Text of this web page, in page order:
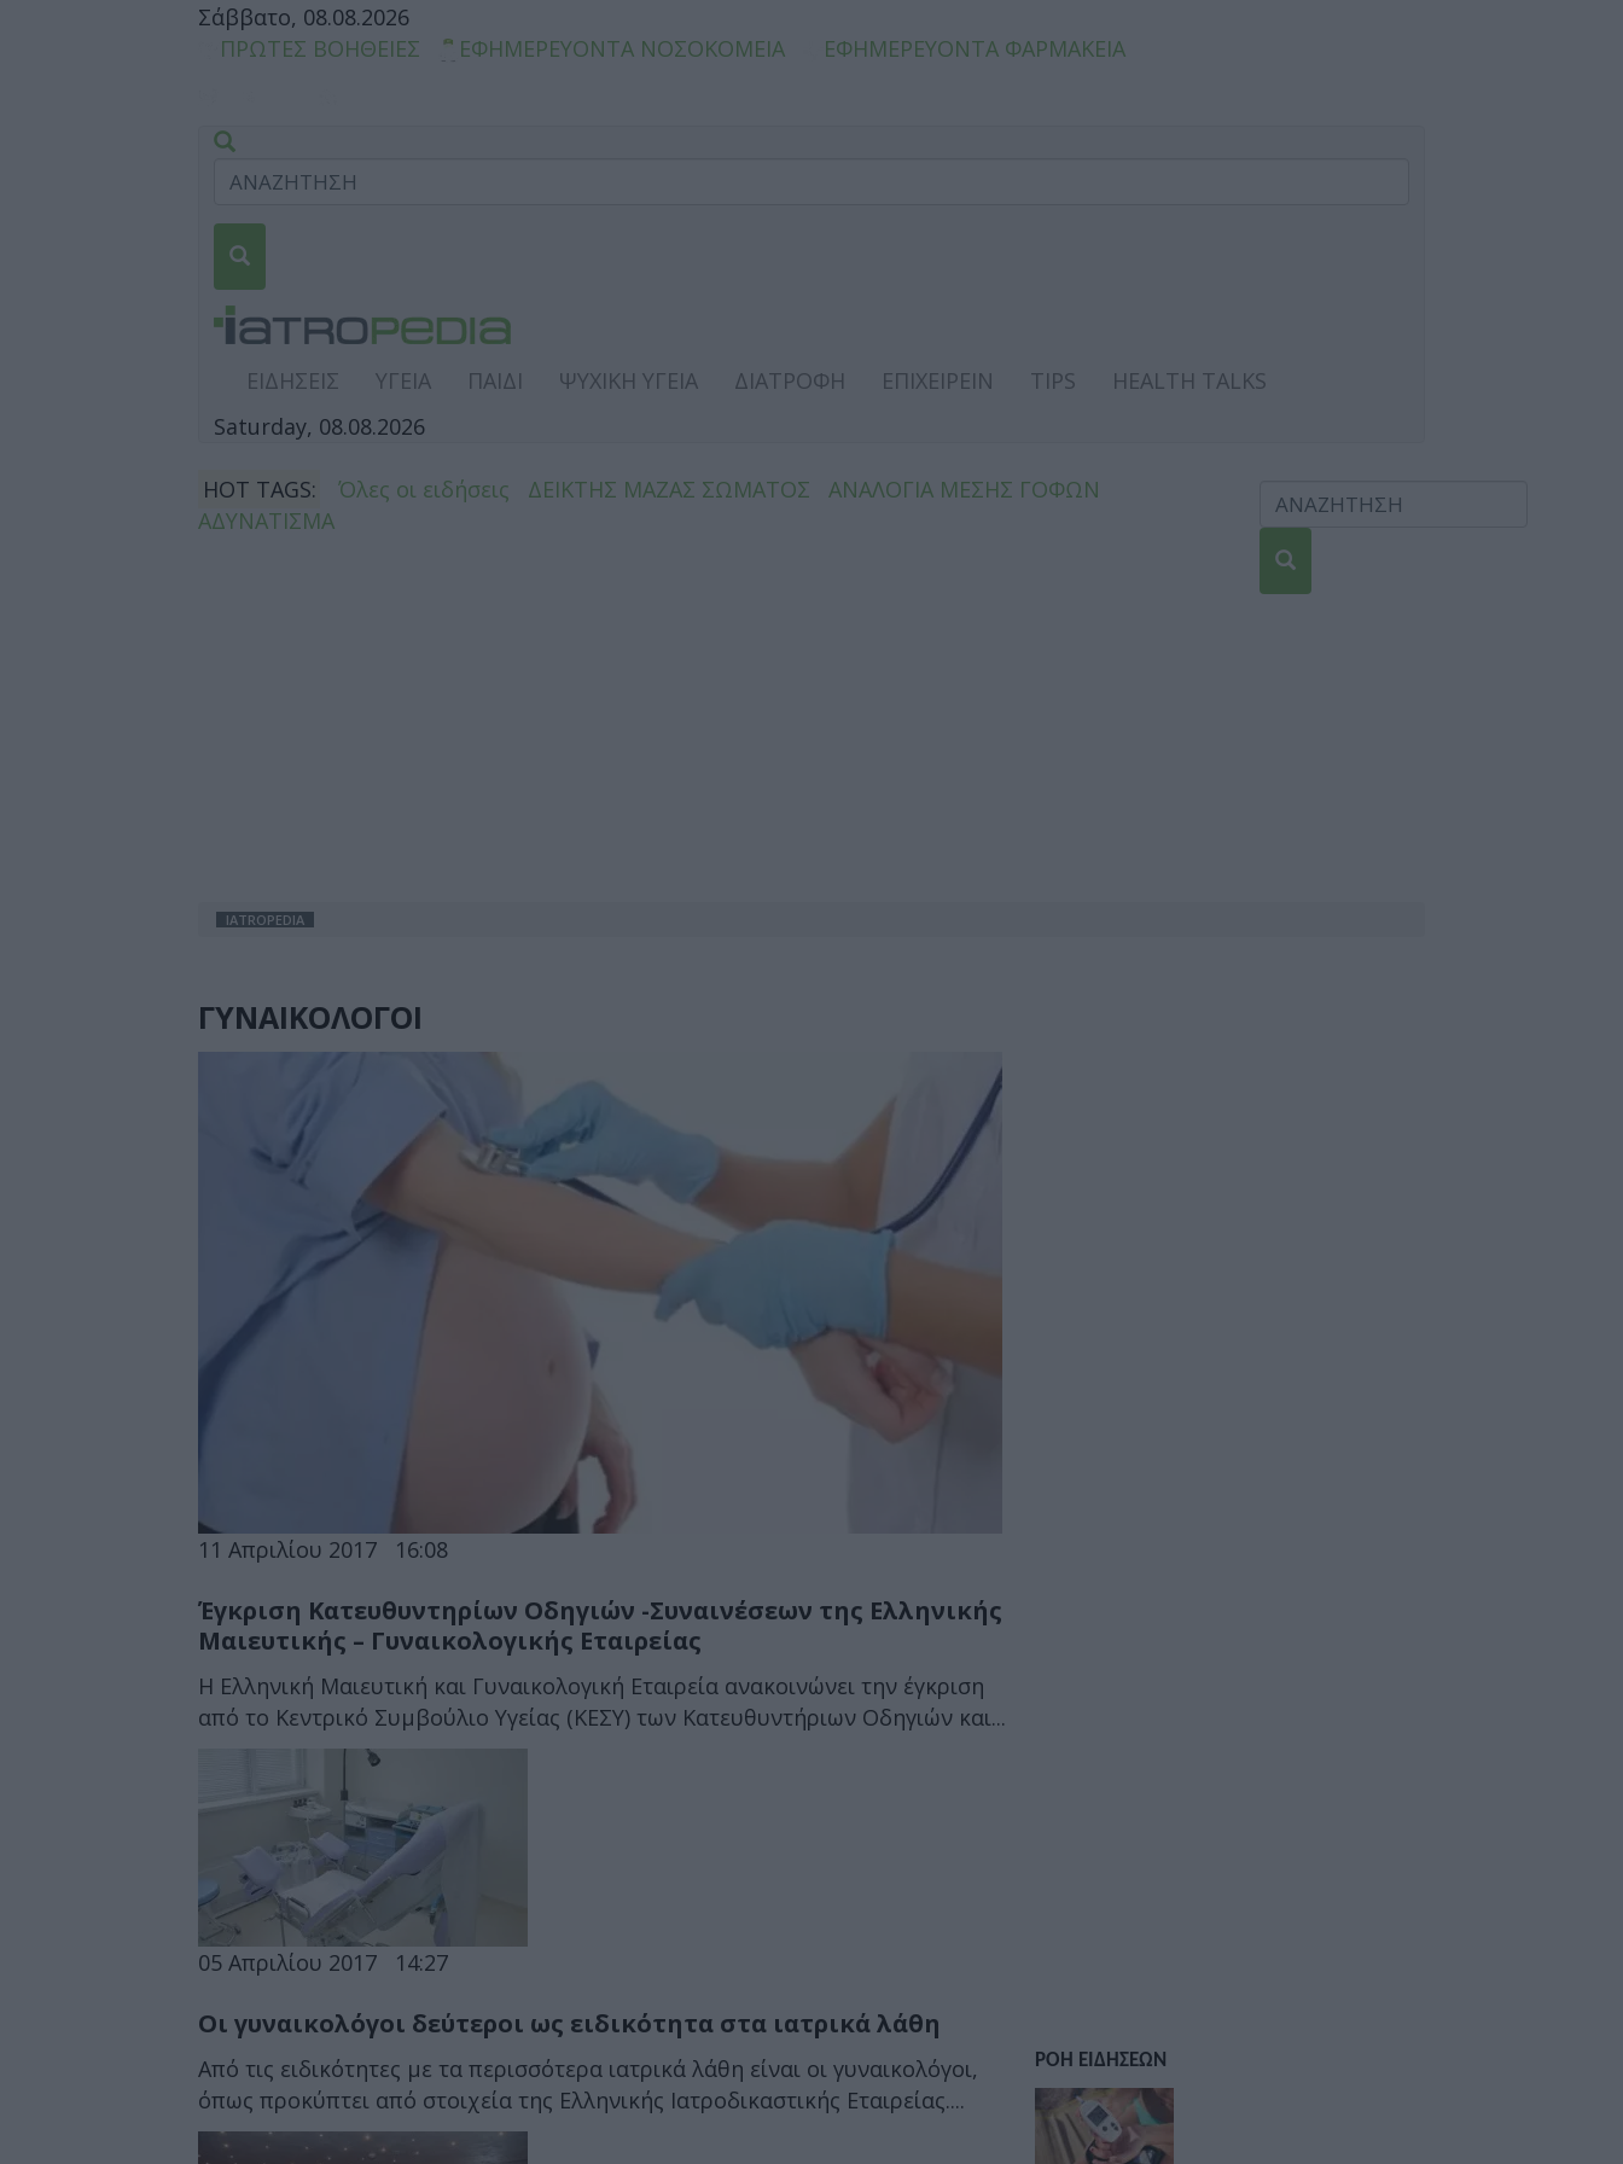
Σάββατο, 08.08.2026
ΠΡΩΤΕΣ ΒΟΗΘΕΙΕΣ
ΕΦΗΜΕΡΕΥΟΝΤΑ ΝΟΣΟΚΟΜΕΙΑ ΕΦΗΜΕΡΕΥΟΝΤΑ ΦΑΡΜΑΚΕΙΑ
ΕΙΔΗΣΕΙΣ ΥΓΕΙΑ ΠΑΙΔΙ ΨΥΧΙΚΗ ΥΓΕΙΑ ΔΙΑΤΡΟΦΗ ΕΠΙΧΕΙΡΕΙΝ TIPS
HEALTH TALKS
Saturday, 08.08.2026
HOT TAGS: Όλες οι ειδήσεις ΔΕΙΚΤΗΣ ΜΑΖΑΣ ΣΩΜΑΤΟΣ
ΑΝΑΛΟΓΙΑ ΜΕΣΗΣ ΓΟΦΩΝ
ΑΔΥΝΑΤΙΣΜΑ
IATROPEDIA
ΓΥΝΑΙΚΟΛΟΓΟΙ
11 Απριλίου 2017 16:08
Έγκριση Κατευθυντηρίων Οδηγιών -Συναινέσεων της Ελληνικής
Μαιευτικής – Γυναικολογικής Εταιρείας
Η Ελληνική Μαιευτική και Γυναικολογική Εταιρεία ανακοινώνει την έγκριση
από το Κεντρικό Συμβούλιο Υγείας (ΚΕΣΥ) των Κατευθυντήριων Οδηγιών και...
05 Απριλίου 2017 14:27
Οι γυναικολόγοι δεύτεροι ως ειδικότητα στα ιατρικά λάθη
Από τις ειδικότητες με τα περισσότερα ιατρικά λάθη είναι οι γυναικολόγοι,
όπως προκύπτει από στοιχεία της Ελληνικής Ιατροδικαστικής Εταιρείας....
ΡΟΗ ΕΙΔΗΣΕΩΝ